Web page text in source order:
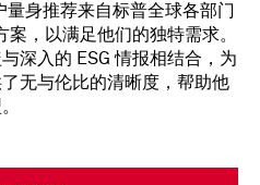
身推荐来自标普全球各部门
案，以满足他们的独特需求。
深入的 ESG 情报相结合，为
无与伦比的清晰度，帮助他